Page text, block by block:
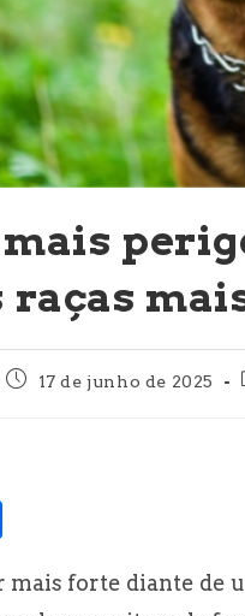
raças
Post17 de junho de 2025
amais forte diante de